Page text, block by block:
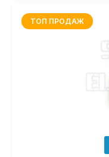
ТОП ПРОДАЖ